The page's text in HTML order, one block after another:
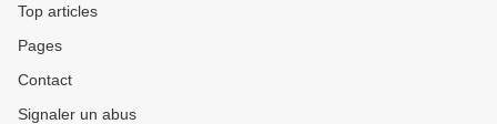
Top articles
Pages
Contact
Signaler un abus